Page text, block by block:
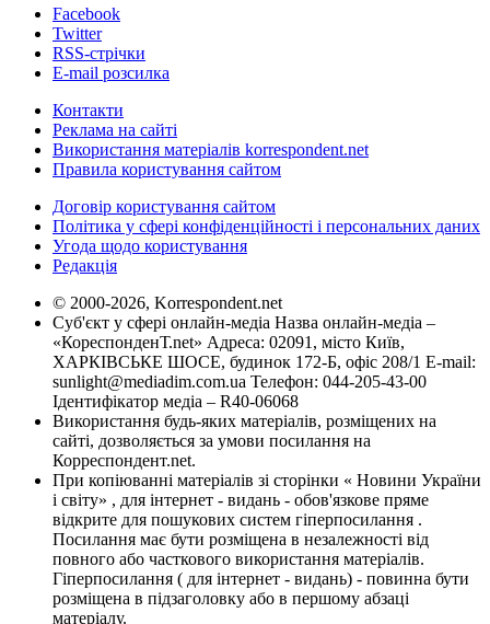
Facebook
Twitter
RSS-стрічки
E-mail розсилка
Контакти
Реклама на сайті
Використання матеріалів korrespondent.net
Правила користування сайтом
Договір користування сайтом
Політика у сфері конфіденційності і персональних даних
Угода щодо користування
Редакція
© 2000-2026, Korrespondent.net
Суб'єкт у сфері онлайн-медіа Назва онлайн-медіа –
«КореспонденТ.net» Адреса: 02091, місто Київ,
ХАРКІВСЬКЕ ШОСЕ, будинок 172-Б, офіс 208/1 E-mail:
sunlight@mediadim.com.ua Телефон: 044-205-43-00
Ідентифікатор медіа – R40-06068
Використання будь-яких матеріалів, розміщених на
сайті, дозволяється за умови посилання на
Корреспондент.net.
При копіюванні матеріалів зі сторінки « Новини України
і світу» , для інтернет - видань - обов'язкове пряме
відкрите для пошукових систем гіперпосилання .
Посилання має бути розміщена в незалежності від
повного або часткового використання матеріалів.
Гіперпосилання ( для інтернет - видань) - повинна бути
розміщена в підзаголовку або в першому абзаці
матеріалу.